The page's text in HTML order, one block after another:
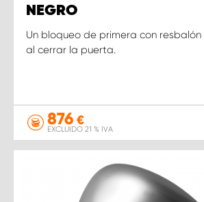
NEGRO
Un bloqueo de primera con
al cerrar la puerta.
876 €
EXCLUIDO 21 % IVA